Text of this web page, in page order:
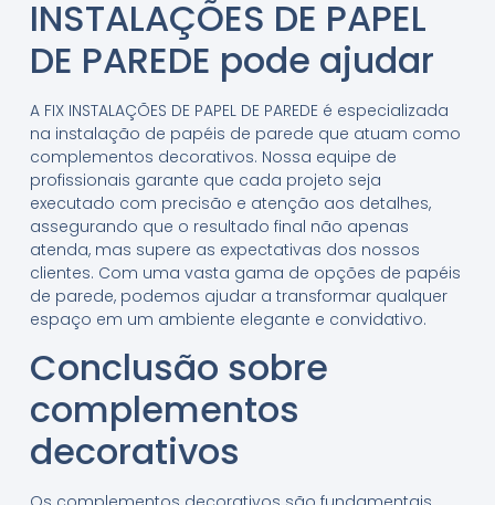
INSTALAÇÕES DE PAPEL
DE PAREDE pode ajudar
A FIX INSTALAÇÕES DE PAPEL DE PAREDE é especializada
na instalação de papéis de parede que atuam como
complementos decorativos. Nossa equipe de
profissionais garante que cada projeto seja
executado com precisão e atenção aos detalhes,
assegurando que o resultado final não apenas
atenda, mas supere as expectativas dos nossos
clientes. Com uma vasta gama de opções de papéis
de parede, podemos ajudar a transformar qualquer
espaço em um ambiente elegante e convidativo.
Conclusão sobre
complementos
decorativos